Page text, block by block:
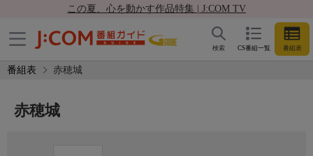
この夏、心を動かす作品特集 | J:COM TV
CS番組一覧 番組表
検索
番組表 赤穂城
赤穂城